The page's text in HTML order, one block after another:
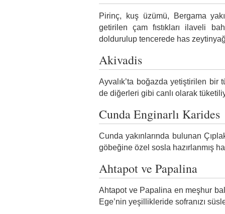
Pirinç, kuş üzümü, Bergama
getirilen çam fıstıkları ilaveli
doldurulup tencerede has
Akivadis
Ayvalık’ta boğazda yetiştirilen bir
de diğerleri gibi canlı olarak
Cunda Enginarlı Karides
Cunda yakınlarında bulunan
göbeğine özel sosla hazırlanmış
Ahtapot ve Papalina
Ahtapot ve Papalina en meşhur
Ege’nin yeşillikleride sofranızı